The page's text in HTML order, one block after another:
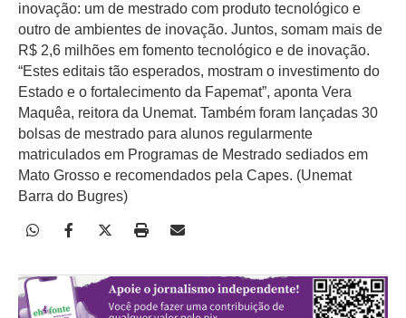
inovação: um de mestrado com produto tecnológico e
outro de ambientes de inovação. Juntos, somam mais de
R$ 2,6 milhões em fomento tecnológico e de inovação.
“Estes editais tão esperados, mostram o investimento do
Estado e o fortalecimento da Fapemat”, aponta Vera
Maquêa, reitora da Unemat. Também foram lançadas 30
bolsas de mestrado para alunos regularmente
matriculados em Programas de Mestrado sediados em
Mato Grosso e recomendados pela Capes. (Unemat
Barra do Bugres)